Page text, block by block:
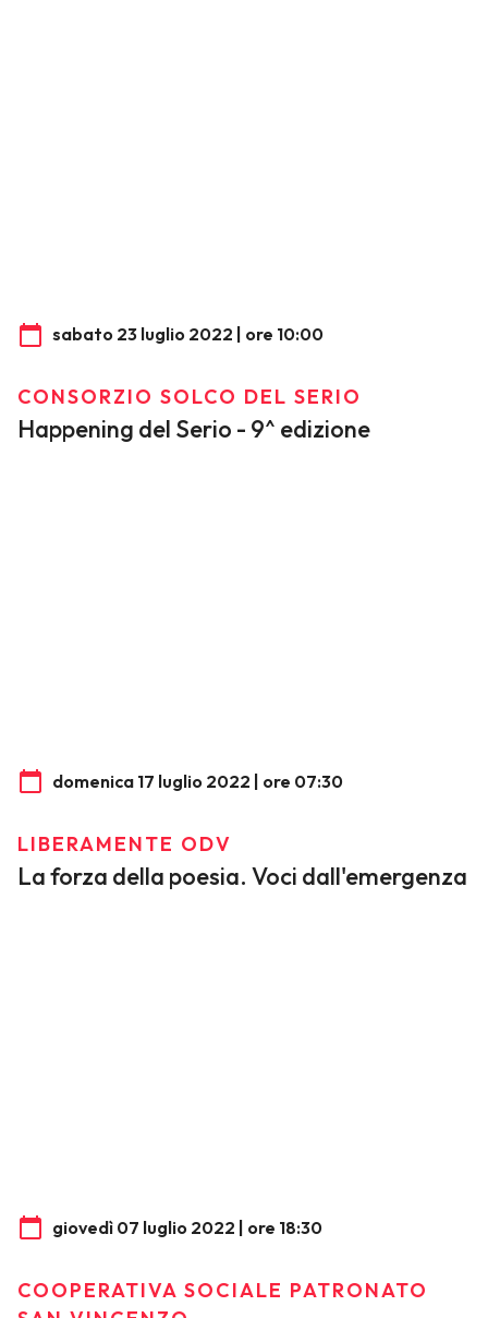
sabato 23 luglio 2022 | ore 10:00
CONSORZIO SOLCO DEL SERIO
Happening del Serio - 9^ edizione
domenica 17 luglio 2022 | ore 07:30
LIBERAMENTE ODV
La forza della poesia. Voci dall'emergenza
giovedì 07 luglio 2022 | ore 18:30
COOPERATIVA SOCIALE PATRONATO